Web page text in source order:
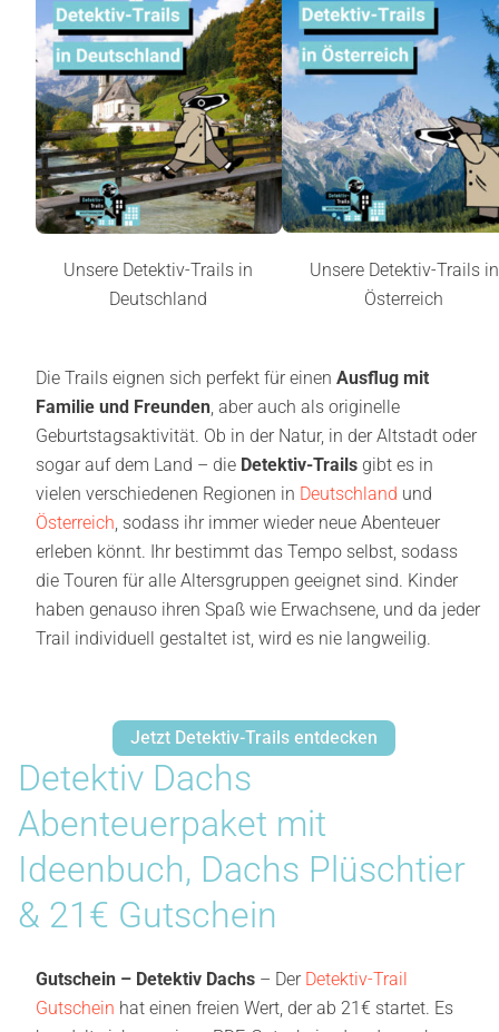
Unsere Detektiv-Trails in
Deutschland
Unsere Detektiv-Trails in
Österreich
Die Trails eignen sich perfekt für einen Ausflug mit
Familie und Freunden, aber auch als originelle
Geburtstagsaktivität. Ob in der Natur, in der Altstadt oder
sogar auf dem Land – die Detektiv-Trails gibt es in
vielen verschiedenen Regionen in Deutschland und
Österreich, sodass ihr immer wieder neue Abenteuer
erleben könnt. Ihr bestimmt das Tempo selbst, sodass
die Touren für alle Altersgruppen geeignet sind. Kinder
haben genauso ihren Spaß wie Erwachsene, und da jeder
Trail individuell gestaltet ist, wird es nie langweilig.
Jetzt Detektiv-Trails entdecken
Detektiv Dachs
Abenteuerpaket mit
Ideenbuch, Dachs Plüschtier
& 21€ Gutschein
Gutschein – Detektiv Dachs – Der Detektiv-Trail
Gutschein hat einen freien Wert, der ab 21€ startet. Es